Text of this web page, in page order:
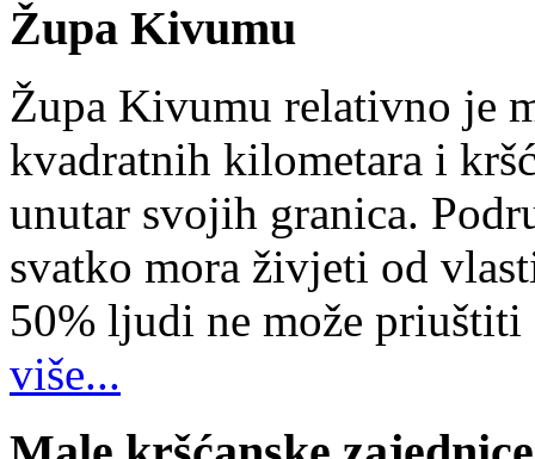
Župa Kivumu
Župa Kivumu relativno je
kvadratnih kilometara i
unutar svojih granica.
svatko mora živjeti od
50% ljudi ne može
više...